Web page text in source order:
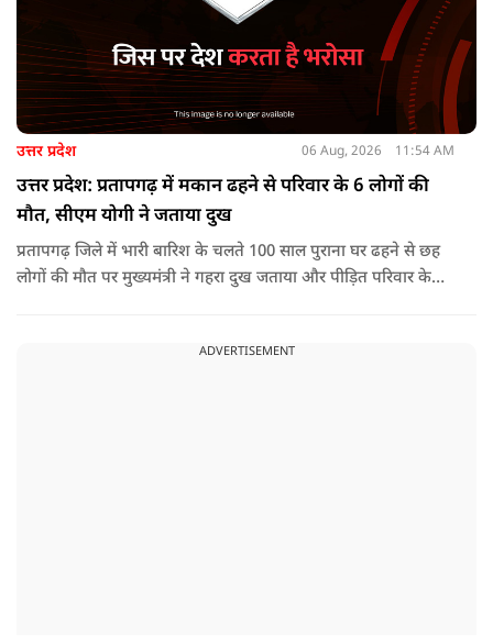
उत्तर प्रदेश 06 Aug, 2026 11:54 AM
उत्तर प्रदेश: प्रतापगढ़ में मकान ढहने से परिवार के 6 लोगों की
मौत, सीएम योगी ने जताया दुख
प्रतापगढ़ जिले में भारी बारिश के चलते 100 साल पुराना घर ढहने से छह
लोगों की मौत पर मुख्यमंत्री ने गहरा दुख जताया और पीड़ित परिवार के
ADVERTISEMENT